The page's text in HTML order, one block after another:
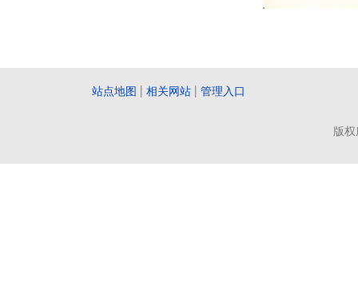
站点地图 相关网站 管理入口
版